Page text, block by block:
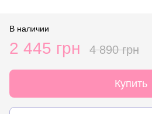
В наличии
2 445 грн 4 890 грн
Купить